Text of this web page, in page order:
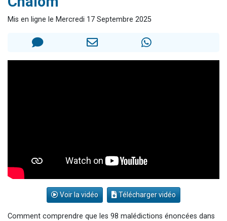
30 personnes viennent de faire un don pour Sauvez la jambe de Yohan
Il reste 49 places pour étudier en groupe sur Zoom
Mis en ligne le Mercredi 17 Septembre 2025
Voir la vidéo Télécharger vidéo
Comment comprendre que les 98 malédictions énoncées dans